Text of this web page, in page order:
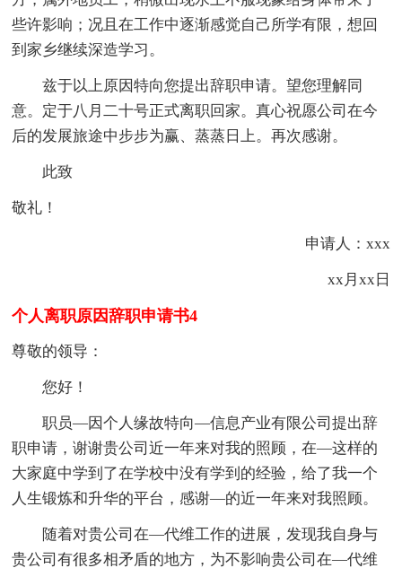
些许影响；况且在工作中逐渐感觉自己所学有限，想回
到家乡继续深造学习。
兹于以上原因特向您提出辞职申请。望您理解同
意。定于八月二十号正式离职回家。真心祝愿公司在今
后的发展旅途中步步为赢、蒸蒸日上。再次感谢。
此致
敬礼！
申请人：xxx
xx月xx日
个人离职原因辞职申请书4
尊敬的领导：
您好！
职员—因个人缘故特向—信息产业有限公司提出辞
职申请，谢谢贵公司近一年来对我的照顾，在—这样的
大家庭中学到了在学校中没有学到的经验，给了我一个
人生锻炼和升华的平台，感谢—的近一年来对我照顾。
随着对贵公司在—代维工作的进展，发现我自身与
贵公司有很多相矛盾的地方，为不影响贵公司在—代维